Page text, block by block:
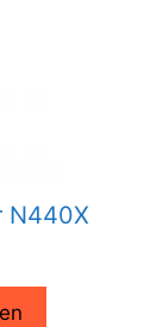
N440X